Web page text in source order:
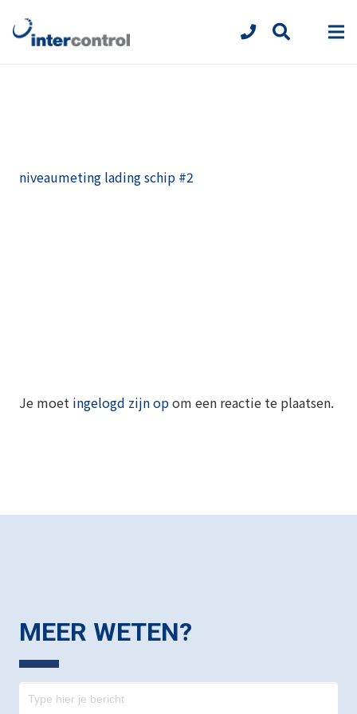
niveaumeting lading schip #2
Je moet ingelogd zijn opom een reactie te plaatsen.
MEER WETEN?
Contact